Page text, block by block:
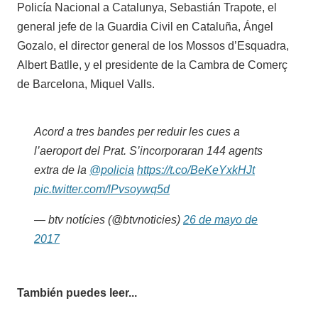
Policía Nacional a Catalunya, Sebastián Trapote, el
general jefe de la Guardia Civil en Cataluña, Ángel
Gozalo, el director general de los Mossos d’Esquadra,
Albert Batlle, y el presidente de la Cambra de Comerç
de Barcelona, Miquel Valls.
Acord a tres bandes per reduir les cues a
l’aeroport del Prat. S’incorporaran 144 agents
extra de la @policia https://t.co/BeKeYxkHJt
pic.twitter.com/lPvsoywq5d
— btv notícies (@btvnoticies) 26 de mayo de
2017
También puedes leer...